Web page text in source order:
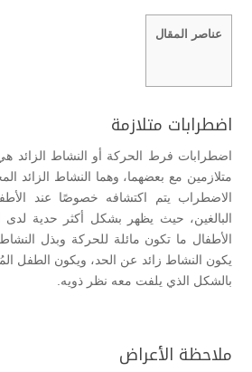
عناصر المقال
اضطرابات متلازمة
اضطرابات فرط الحركة أو النشاط الزائد
متلازمين مع بعضهما، وهما النشاط الزائد
الاضطراب يتم اكتشافه خصوصًا عند
البالغين، حيث يظهر بشكل أكثر حدية لدى
الأطفال ما تكون مائلة للحركة وبذل
يكون النشاط زائد عن الحد، ويكون الطفل
بالشكل الذي يلفت معه نظر ذويه.
ملاحظة الأعراض